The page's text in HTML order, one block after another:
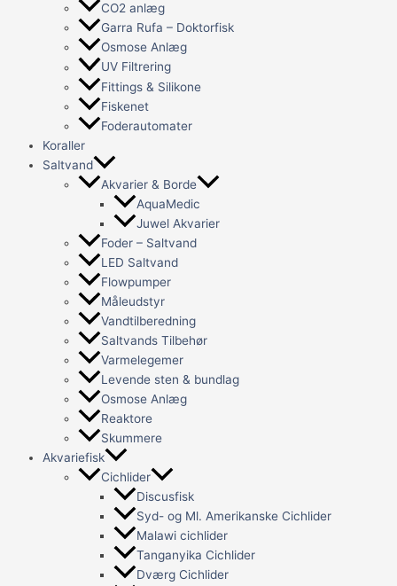
CO2 anlæg
Garra Rufa – Doktorfisk
Osmose Anlæg
UV Filtrering
Fittings & Silikone
Fiskenet
Foderautomater
Koraller
Saltvand
Akvarier & Borde
AquaMedic
Juwel Akvarier
Foder – Saltvand
LED Saltvand
Flowpumper
Måleudstyr
Vandtilberedning
Saltvands Tilbehør
Varmelegemer
Levende sten & bundlag
Osmose Anlæg
Reaktore
Skummere
Akvariefisk
Cichlider
Discusfisk
Syd- og Ml. Amerikanske Cichlider
Malawi cichlider
Tanganyika Cichlider
Dværg Cichlider